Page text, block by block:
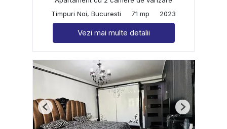
Timpuri Noi, Bucuresti
71 mp 2023
Vezi mai multe detalii
Previous Next